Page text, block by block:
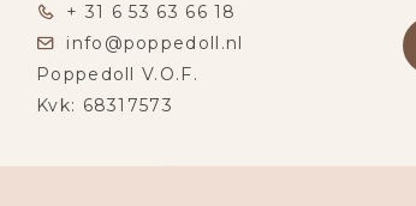
+ 31 6 53 63 66 18
info@poppedoll.nl
Poppedoll V.O.F.
Kvk: 68317573